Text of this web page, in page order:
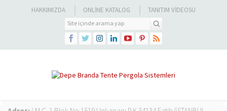
HAKKIMIZDA ONLINE KATALOG TANITIM VIDEOSU